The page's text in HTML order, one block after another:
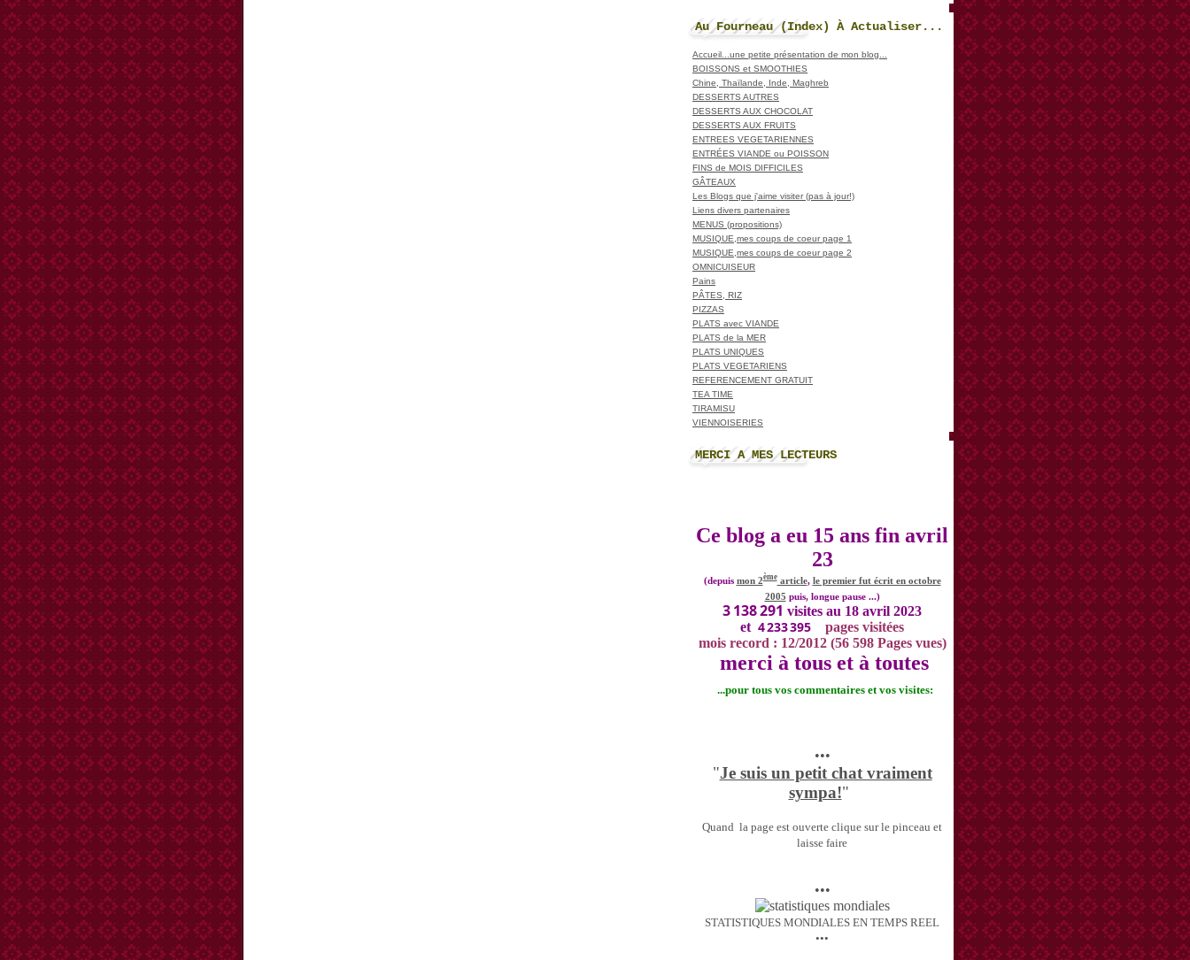
Au Fourneau (Index) À Actualiser...
Accueil...une petite présentation de mon blog...
BOISSONS et SMOOTHIES
Chine, Thaïlande, Inde, Maghreb
DESSERTS AUTRES
DESSERTS AUX CHOCOLAT
DESSERTS AUX FRUITS
ENTREES VEGETARIENNES
ENTRÉES VIANDE ou POISSON
FINS de MOIS DIFFICILES
GÂTEAUX
Les Blogs que j'aime visiter (pas à jour!)
Liens divers partenaires
MENUS (propositions)
MUSIQUE,mes coups de coeur page 1
MUSIQUE,mes coups de coeur page 2
OMNICUISEUR
Pains
PÂTES, RIZ
PIZZAS
PLATS avec VIANDE
PLATS de la MER
PLATS UNIQUES
PLATS VEGETARIENS
REFERENCEMENT GRATUIT
TEA TIME
TIRAMISU
VIENNOISERIES
MERCI A MES LECTEURS
Ce blog a eu 15 ans fin avril
23
(depuis mon 2èmearticle, le premier fut écrit en octobre
2005 puis, longue pause ...)
3 138 291 visites au 18 avril 2023
et 4 233 395
pages visitées
mois record : 12/2012 (56 598 Pages vues)
merci à tous et à toutes
...pour tous vos commentaires et vos visites:
•••
"Je suis un petit chat vraiment
sympa!"
Quand la page est ouverte clique sur le pinceau et
laisse faire
•••
STATISTIQUES MONDIALES EN TEMPS REEL
•••